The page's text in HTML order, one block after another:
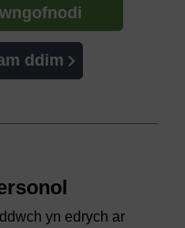
ddim
yn edrych ar